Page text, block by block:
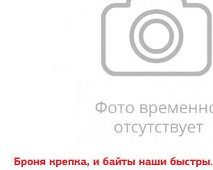
Броня крепка, и байты наши быстры.